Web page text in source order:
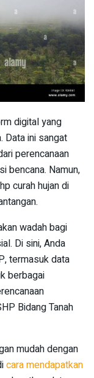
digital yang
Data ini sangat
perencanaan
bencana. Namun,
curah hujan di
wadah bagi
Di sini, Anda
termasuk data
berbagai
Bidang Tanah
mudah dengan
cara mendapatkan